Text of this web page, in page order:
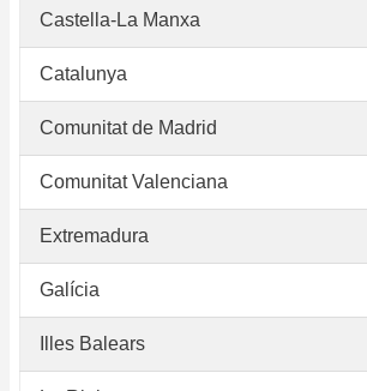
Castella-La Manxa
Catalunya
Comunitat de Madrid
Comunitat Valenciana
Extremadura
Galícia
Illes Balears